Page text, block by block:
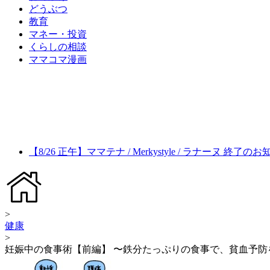
どうぶつ
教育
マネー・投資
くらしの相談
ママコマ漫画
【8/26 正午】ママテナ / Merkystyle / ラナーヌ 終了のお
>
健康
>
妊娠中の食事術【前編】 〜鉄分たっぷりの食事で、貧血予防